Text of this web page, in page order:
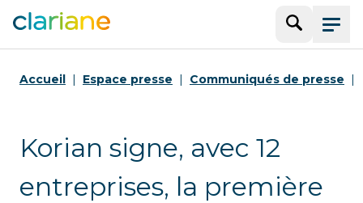
Menu
Accueil Espace presse Communiqués de presse
Korian signe, avec 12
entreprises, la première